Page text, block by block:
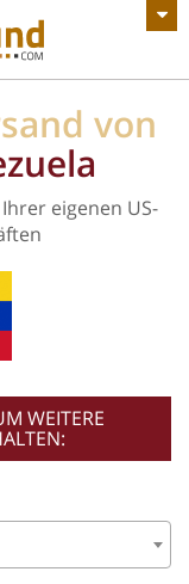
von
eigenen US-
WEITERE